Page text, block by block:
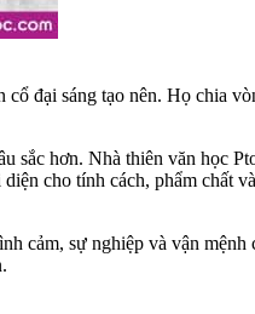
đại sáng tạo nên. Họ chia
hơn. Nhà thiên văn học
cho tính cách, phẩm chất
cảm, sự nghiệp và vận